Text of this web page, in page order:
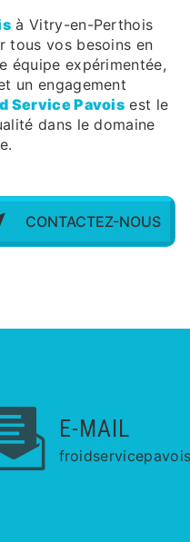
à Vitry-en-Perthois
tous vos besoins en
équipe expérimentée,
un engagement
Service Pavois est le
dans le domaine
CONTACTEZ-NOUS
E-MAIL